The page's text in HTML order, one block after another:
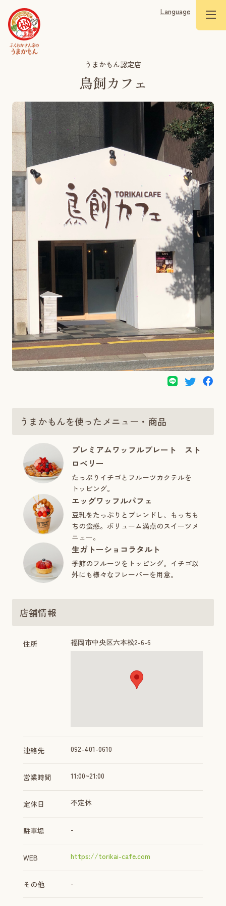
Language
うまかもん認定店
鳥飼カフェ
うまかもんを使ったメニュー・商品
プレミアムワッフルプレート スト
ロベリー
たっぷりイチゴとフルーツカクテルを
トッピング。
エッグワッフルパフェ
豆乳をたっぷりとブレンドし、もっちも
ちの食感。ボリューム満点のスイーツメ
ニュー。
生ガトーショコラタルト
季節のフルーツをトッピング。イチゴ以
外にも様々なフレーバーを用意。
店舗情報
住所 福岡市中央区六本松2-6-6
連絡先 092-401-0610
営業時間 11:00~21:00
定休日 不定休
駐車場 -
WEB https://torikai-cafe.com
その他 -